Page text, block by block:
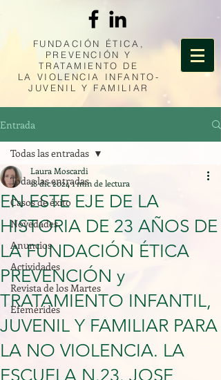
FUNDACIÓN ÉTICA,
PREVENCIÓN Y
TRATAMIENTO DE
LA VIOLENCIA INFANTO-
JUVENIL Y FAMILIAR
Entrada
Todas las entradas
Casos de éxito
Novedades
Anuncios
Actividades
Revista de los Martes
Efemérides
Todas las entradas
EN ESTE EJE DE LA
HISTORIA DE 23 AÑOS DE
LA FUNDACIÓN ÉTICA
PREVENCIÓN y
TRATAMIENTO INFANTIL,
JUVENIL Y FAMILIAR PARA
LA NO VIOLENCIA. LA
ESCUELA N.23. JOSE
Laura Moscardi
18 dic 20241 min de lectura